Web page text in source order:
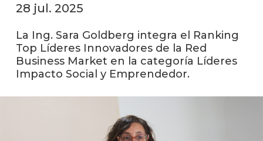
en
los
28 jul. 2025
La Ing. Sara Goldberg integra el Ranking
Top Líderes Innovadores de la Red
Business Market en la categoría Líderes
Impacto Social y Emprendedor.